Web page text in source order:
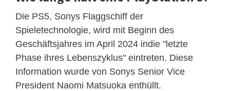
Die PS5, Sonys Flaggschiff der
Spieletechnologie, wird mit Beginn des
Geschäftsjahres im April 2024 indie "letzte
Phase ihres Lebenszyklus" eintreten. Diese
Information wurde von Sonys Senior Vice
President Naomi Matsuoka enthüllt.